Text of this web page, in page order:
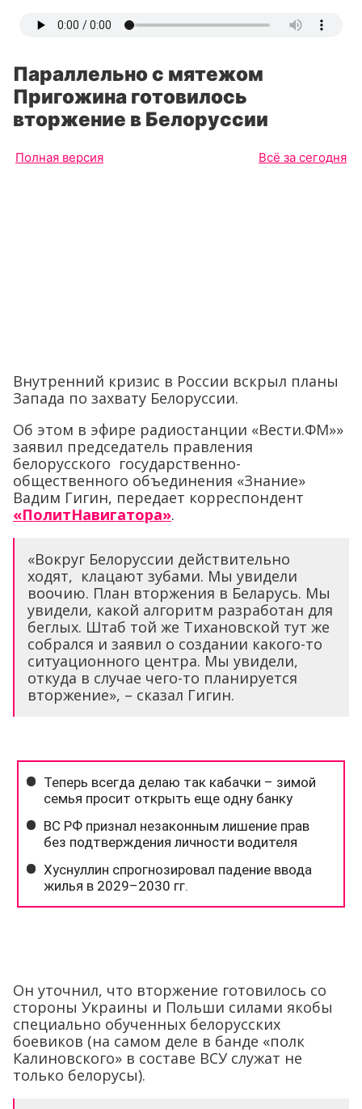
Параллельно с мятежом
Пригожина готовилось
вторжение в Белоруссии
Полная версия Всё за сегодня
Внутренний кризис в России вскрыл планы
Запада по захвату Белоруссии.
Об этом в эфире радиостанции «Вести.ФМ»»
заявил председатель правления
белорусского государственно-
общественного объединения «Знание»
Вадим Гигин, передает корреспондент
«ПолитНавигатора».
«Вокруг Белоруссии действительно
ходят, клацают зубами. Мы увидели
воочию. План вторжения в Беларусь. Мы
увидели, какой алгоритм разработан для
беглых. Штаб той же Тихановской тут же
собрался и заявил о создании какого-то
ситуационного центра. Мы увидели,
откуда в случае чего-то планируется
вторжение», – сказал Гигин.
Он уточнил, что вторжение готовилось со
стороны Украины и Польши силами якобы
специально обученных белорусских
боевиков (на самом деле в банде «полк
Калиновского» в составе ВСУ служат не
только белорусы).